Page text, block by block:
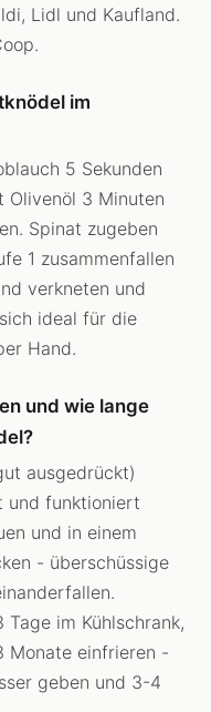
Lidl und Kaufland.
im
5 Sekunden
Olivenöl 3 Minuten
Spinat zugeben
1 zusammenfallen
verkneten und
ideal für die
Hand.
und wie lange
ausgedrückt)
und funktioniert
und in einem
- überschüssige
im Kühlschrank,
Monate einfrieren -
geben und 3-4